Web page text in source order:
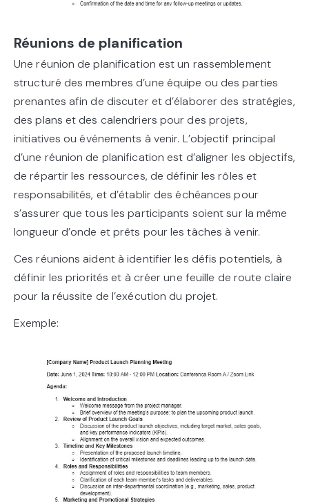
Réunions de planification
Une réunion de planification est un rassemblement
structuré des membres d’une équipe ou des parties
prenantes afin de discuter et d’élaborer des stratégies,
des plans et des calendriers pour des projets,
initiatives ou événements à venir. L’objectif principal
d’une réunion de planification est d’aligner les objectifs,
de répartir les ressources, de définir les rôles et
responsabilités, et d’établir des échéances pour
s’assurer que tous les participants soient sur la même
longueur d’onde et prêts pour les tâches à venir.
Ces réunions aident à identifier les défis potentiels, à
définir les priorités et à créer une feuille de route claire
pour la réussite de l’exécution du projet.
Exemple: